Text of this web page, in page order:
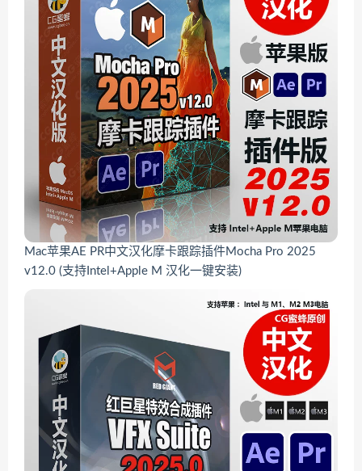
Mac苹果AE PR中文汉化摩卡跟踪插件Mocha Pro 2025
v12.0 (支持Intel+Apple M 汉化一键安装)